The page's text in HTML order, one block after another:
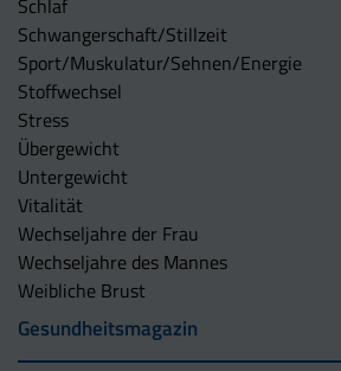
Schlaf
Schwangerschaft/Stillzeit
Sport/Muskulatur/Sehnen/Energie
Stoffwechsel
Stress
Übergewicht
Untergewicht
Vitalität
Wechseljahre der Frau
Wechseljahre des Mannes
Weibliche Brust
Gesundheitsmagazin